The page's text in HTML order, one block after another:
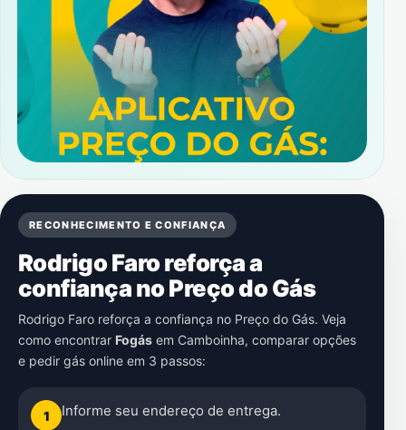
RECONHECIMENTO E CONFIANÇA
Rodrigo Faro reforça a
confiança no Preço do Gás
Rodrigo Faro reforça a confiança no Preço do Gás. Veja
como encontrar Fogás em Camboinha, comparar opções
e pedir gás online em 3 passos:
1 Informe seu endereço de entrega.